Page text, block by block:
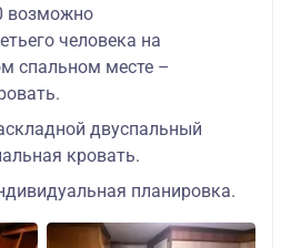
возможно
человека на
спальном месте –
двуспальный
кровать.
планировка.